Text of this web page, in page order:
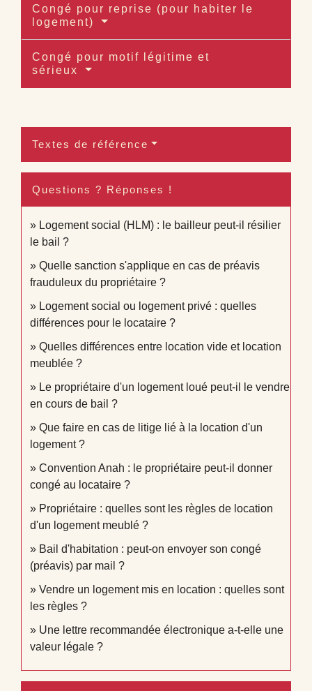
Congé pour reprise (pour habiter le
logement)
Congé pour motif légitime et
sérieux
Textes de référence
Questions ? Réponses !
Logement social (HLM) : le bailleur peut-il résilier
le bail ?
Quelle sanction s'applique en cas de préavis
frauduleux du propriétaire ?
Logement social ou logement privé : quelles
différences pour le locataire ?
Quelles différences entre location vide et location
meublée ?
Le propriétaire d'un logement loué peut-il le vendre
en cours de bail ?
Que faire en cas de litige lié à la location d'un
logement ?
Convention Anah : le propriétaire peut-il donner
congé au locataire ?
Propriétaire : quelles sont les règles de location
d'un logement meublé ?
Bail d'habitation : peut-on envoyer son congé
(préavis) par mail ?
Vendre un logement mis en location : quelles sont
les règles ?
Une lettre recommandée électronique a-t-elle une
valeur légale ?